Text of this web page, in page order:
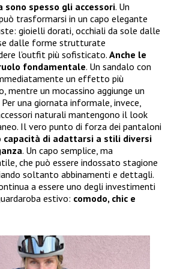
spesso gli accessori. Un
trasformarsi in un capo elegante
gioielli dorati, occhiali da sole dalle
dalle forme strutturate
l’outfit più sofisticato. Anche le
fondamentale. Un sandalo con
un effetto più
mentre un mocassino aggiunge un
una giornata informale, invece,
naturali mantengono il look
Il vero punto di forza dei pantaloni
capacità di adattarsi a stili diversi
. Un capo semplice, ma
che può essere indossato stagione
soltanto abbinamenti e dettagli.
a essere uno degli investimenti
estivo: comodo, chic e